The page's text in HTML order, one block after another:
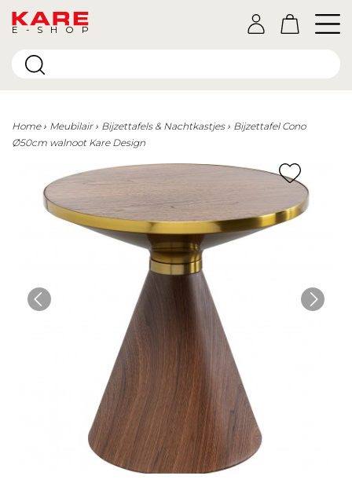
E-SHOP
Home Meubilair Bijzettafels & Nachtkastjes
Bijzettafel Cono
Ø50cm walnoot Kare Design